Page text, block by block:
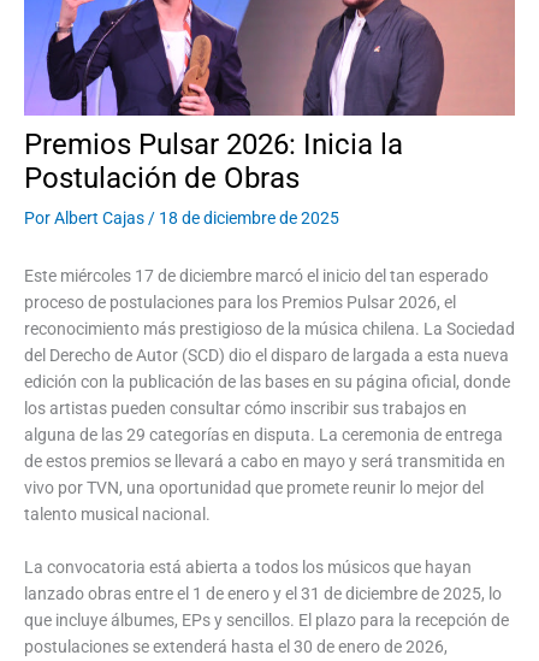
Premios Pulsar 2026: Inicia la
Postulación de Obras
PorAlbert Cajas / 18 de diciembre de 2025
Este miércoles 17 de diciembre marcó el inicio del tan esperado
proceso de postulaciones para los Premios Pulsar 2026, el
reconocimiento más prestigioso de la música chilena. La Sociedad
del Derecho de Autor (SCD) dio el disparo de largada a esta nueva
edición con la publicación de las bases en su página oficial, donde
los artistas pueden consultar cómo inscribir sus trabajos en
alguna de las 29 categorías en disputa. La ceremonia de entrega
de estos premios se llevará a cabo en mayo y será transmitida en
vivo por TVN, una oportunidad que promete reunir lo mejor del
talento musical nacional.
La convocatoria está abierta a todos los músicos que hayan
lanzado obras entre el 1 de enero y el 31 de diciembre de 2025, lo
que incluye álbumes, EPs y sencillos. El plazo para la recepción de
postulaciones se extenderá hasta el 30 de enero de 2026,